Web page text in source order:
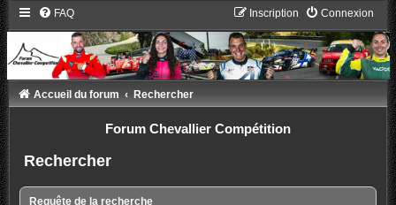
FAQ Connexion
Inscription
Accueil du forum Rechercher
Forum Chevallier Compétition
Rechercher
Requête de la recherche